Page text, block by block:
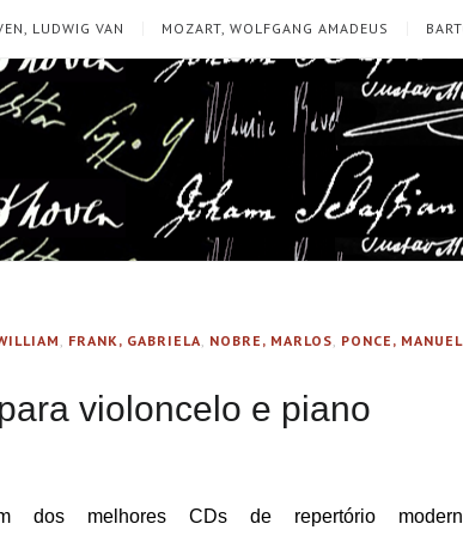
LUDWIG VAN MOZART, WOLFGANG AMADEUS
, FRANK, GABRIELA, NOBRE, MARLOS, PONCE, MANUEL
violoncelo e piano
dos melhores CDs de repertório